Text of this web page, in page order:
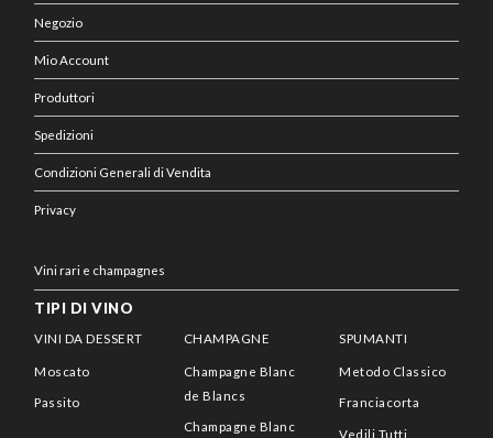
Negozio
Mio Account
Produttori
Spedizioni
Condizioni Generali di Vendita
Privacy
Vini rari e champagnes
TIPI DI VINO
VINI DA DESSERT
Moscato
Passito
CHAMPAGNE
Champagne Blanc
de Blancs
Champagne Blanc
SPUMANTI
Metodo Classico
Franciacorta
Vedili Tutti